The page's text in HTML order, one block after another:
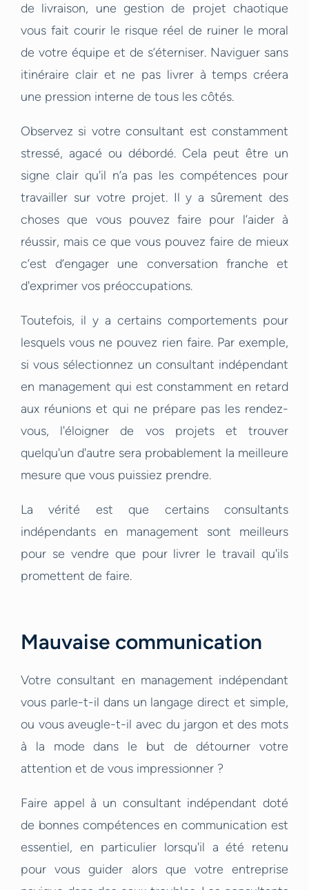
de livraison, une gestion de projet chaotique
vous fait courir le risque réel de ruiner le moral
de votre équipe et de s’éterniser. Naviguer sans
itinéraire clair et ne pas livrer à temps créera
une pression interne de tous les côtés.
Observez si votre consultant est constamment
stressé, agacé ou débordé. Cela peut être un
signe clair qu'il n’a pas les compétences pour
travailler sur votre projet. Il y a sûrement des
choses que vous pouvez faire pour l’aider à
réussir, mais ce que vous pouvez faire de mieux
c’est d’engager une conversation franche et
d'exprimer vos préoccupations.
Toutefois, il y a certains comportements pour
lesquels vous ne pouvez rien faire. Par exemple,
si vous sélectionnez un consultant indépendant
en management qui est constamment en retard
aux réunions et qui ne prépare pas les rendez-
vous, l'éloigner de vos projets et trouver
quelqu'un d'autre sera probablement la meilleure
mesure que vous puissiez prendre.
La vérité est que certains consultants
indépendants en management sont meilleurs
pour se vendre que pour livrer le travail qu'ils
promettent de faire.
Mauvaise communication
Votre consultant en management indépendant
vous parle-t-il dans un langage direct et simple,
ou vous aveugle-t-il avec du jargon et des mots
à la mode dans le but de détourner votre
attention et de vous impressionner ?
Faire appel à un consultant indépendant doté
de bonnes compétences en communication est
essentiel, en particulier lorsqu'il a été retenu
pour vous guider alors que votre entreprise